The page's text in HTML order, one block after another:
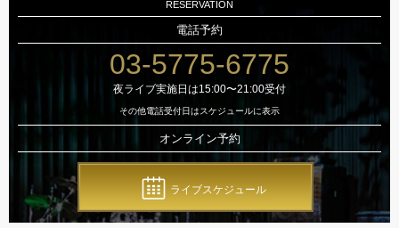
RESERVATION
電話予約
03-5775-6775
夜ライブ実施日は15:00〜21:00受付
その他電話受付日はスケジュールに表示
オンライン予約
ライブスケジュール